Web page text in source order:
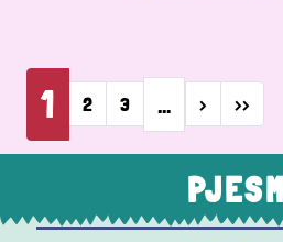
Pagination
1 2 3 … › Next page
››